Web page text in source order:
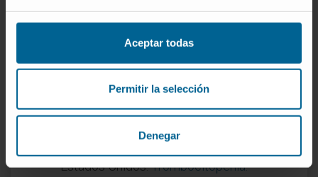
Aceptar todas
Permitir la selección
Denegar
aislada no implica pancitopenia: es
perfectamente posible —y frecuente— tener
las plaquetas bajas con las otras dos series
Referencias
Estados Unidos.Trombocitopenia.